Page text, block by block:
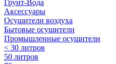
Грунт-Вода
Аксессуары
Осушители воздуха
Бытовые осушители
Промышленные осушители
< 30 литров
50 литров